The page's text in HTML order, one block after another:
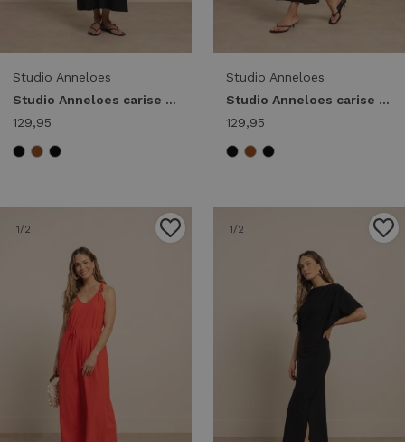
Studio Anneloes
Studio Anneloes carise dress 13817 Lange Jurken 9000 black
129,95
Studio Anneloes
Studio Anneloes carise dress 13817 Lange Jurken 8700 espresso
129,95
1/2 1/2